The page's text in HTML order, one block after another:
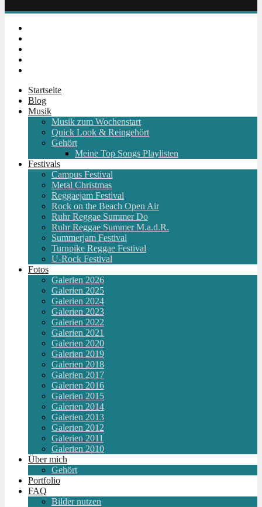
Startseite
Blog
Musik
Musik zum Wochenstart
Quick Look & Reingehört
Gehört
Meine Top Songs Playlisten
Festivals
Campus Festival
Metal Christmas
Reggaejam Festival
Rock on the Beach Open Air
Ruhr Reggae Summer Do
Ruhr Reggae Summer M.a.d.R.
Summerjam Festival
Turnpike Reggae Festival
U-Rock Festival
Fotos
Galerien 2026
Galerien 2025
Galerien 2024
Galerien 2023
Galerien 2022
Galerien 2021
Galerien 2020
Galerien 2019
Galerien 2018
Galerien 2017
Galerien 2016
Galerien 2015
Galerien 2014
Galerien 2013
Galerien 2012
Galerien 2011
Galerien 2010
Über mich
Gehört
Portfolio
FAQ
Bilder nutzen